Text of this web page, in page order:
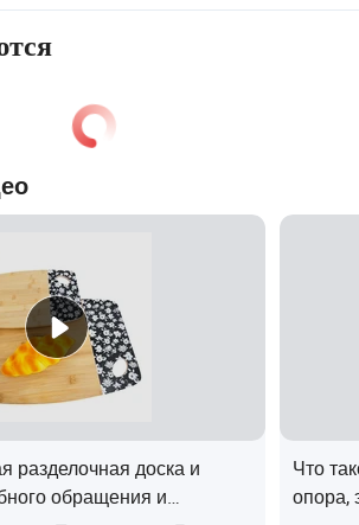
Загруз
в создании экологически
с разрешающей способностью и
не видели и слышали. Широкий
наиболее
в сочетании с
отличает нас друг от друга.
нас есть большой, покрытые
разделочная доска и
обращения и
Что
опора,